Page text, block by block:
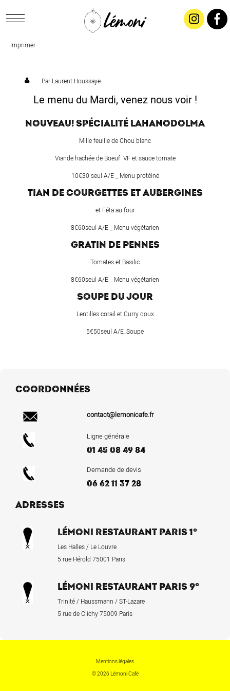
CONCEPT
SALADES & BUFFETS
CONTACTEZ-NOUS !
Imprimer
: Par Laurent Houssaye:
Le menu du Mardi, venez nous voir !
NOUVEAU! SPÉCIALITÉ LAHANODOLMA
Mille feuille de Chou blanc
Viande hachée de Boeuf VF et sauce tomate
10€30 seul A/E _ Menu protéiné
TIAN DE COURGETTES ET AUBERGINES
et Féta au four
8€60seul A/E _ Menu végétarien
GRATIN DE PENNES
Tomates et Basilic
8€60seul A/E _ Menu végétarien
SOUPE DU JOUR
Lentilles corail et Curry doux
5€50seul A/E_Soupe
COORDONNÉES
contact@lemonicafe.fr
Ligne générale
01 45 08 49 84
Demande de devis
06 62 11 37 28
ADRESSES
LÉMONI RESTAURANT PARIS 1°
Les Halles / Le Louvre
5 rue Hérold 75001 Paris
LÉMONI RESTAURANT PARIS 9°
Trinité / Haussmann / ST-Lazare
5 rue de Clichy 75009 Paris
Mentions légales
© 2026 Lémoni Café